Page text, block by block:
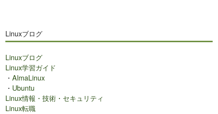
Linuxブログ
Linuxブログ
Linux学習ガイド
・AlmaLinux
・ Ubuntu
Linux情報・技術・セキュリティ
Linux転職